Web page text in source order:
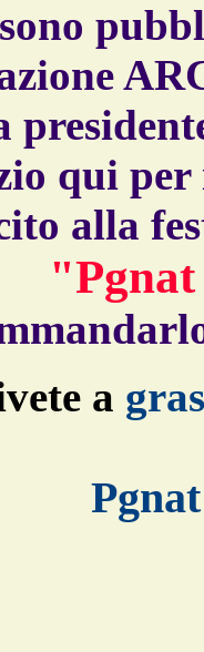
qui per
alla
a